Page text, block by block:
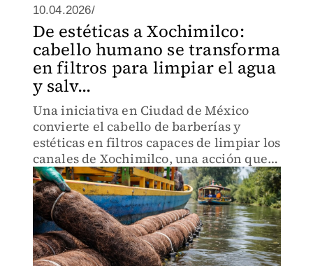
10.04.2026/
De estéticas a Xochimilco:
cabello humano se transforma
en filtros para limpiar el agua
y salv...
Una iniciativa en Ciudad de México
convierte el cabello de barberías y
estéticas en filtros capaces de limpiar los
canales de Xochimilco, una acción que
podría ser clave para recuperar el
hábitat del ajolote.